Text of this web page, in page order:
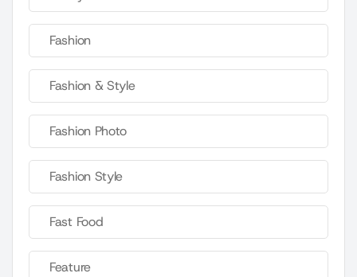
Fashion
Fashion & Style
Fashion Photo
Fashion Style
Fast Food
Feature